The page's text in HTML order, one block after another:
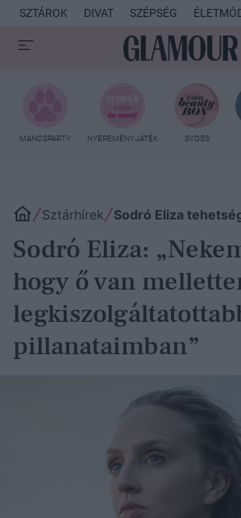
SZTÁROK DIVAT SZÉPSÉG
MANCSPARTY NYEREMÉNYJÁTÉK SYOSS
Sztárhírek Sodró Eliza
Sodró Eliza:
hogy ő van
pillanataimban”